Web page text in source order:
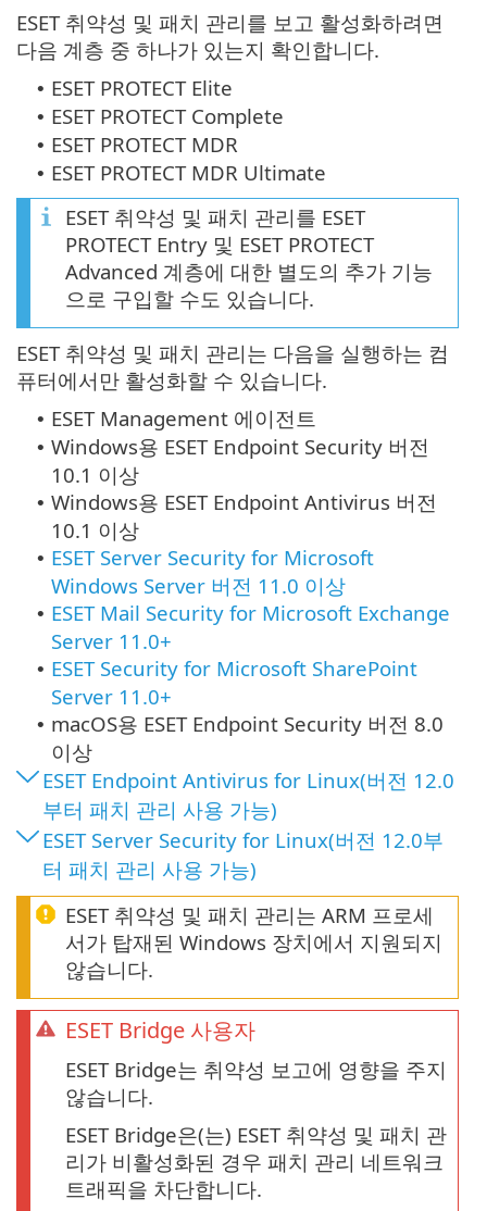
ESET 취약성 및 패치 관리를 보고 활성화하려면
다음 계층 중 하나가 있는지 확인합니다.
• ESET PROTECT Elite
• ESET PROTECT Complete
• ESET PROTECT MDR
• ESET PROTECT MDR Ultimate
ESET 취약성 및 패치 관리를 ESET
PROTECT Entry 및 ESET PROTECT
Advanced 계층에 대한 별도의 추가 기능
으로 구입할 수도 있습니다.
ESET 취약성 및 패치 관리는 다음을 실행하는 컴
퓨터에서만 활성화할 수 있습니다.
• ESET Management 에이전트
• Windows용 ESET Endpoint Security 버전
10.1 이상
• Windows용 ESET Endpoint Antivirus 버전
10.1 이상
• ESET Server Security for Microsoft
Windows Server 버전 11.0 이상
• ESET Mail Security for Microsoft Exchange
Server 11.0+
• ESET Security for Microsoft SharePoint
Server 11.0+
• macOS용 ESET Endpoint Security 버전 8.0
이상
ESET Endpoint Antivirus for Linux(버전 12.0
부터 패치 관리 사용 가능)
ESET Server Security for Linux(버전 12.0부
터 패치 관리 사용 가능)
ESET 취약성 및 패치 관리는 ARM 프로세
서가 탑재된 Windows 장치에서 지원되지
않습니다.
ESET Bridge 사용자
ESET Bridge는 취약성 보고에 영향을 주지
않습니다.
ESET Bridge은(는) ESET 취약성 및 패치 관
리가 비활성화된 경우 패치 관리 네트워크
트래픽을 차단합니다.